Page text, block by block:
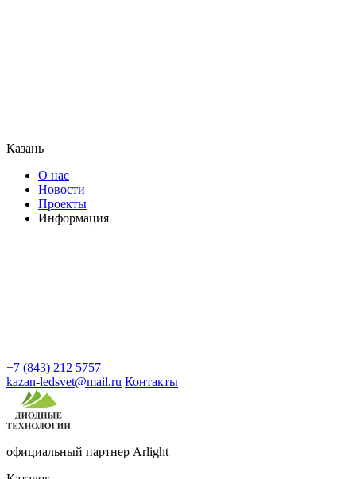
Казань
О нас
Новости
Проекты
Информация
+7 (843) 212 5757
kazan-ledsvet@mail.ru Контакты
официальный партнер Arlight